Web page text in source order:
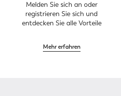
Melden Sie sich an oder
registrieren Sie sich und
entdecken Sie alle Vorteile
Mehr erfahren